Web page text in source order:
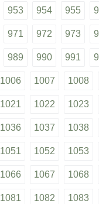
953 954 955
971 972 973
989 990 991
1006 1007 1008
1021 1022 1023
1036 1037 1038
1051 1052 1053
1066 1067 1068
1081 1082 1083